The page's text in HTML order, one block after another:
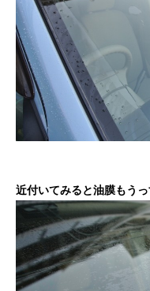
近付いてみると油膜もうっ